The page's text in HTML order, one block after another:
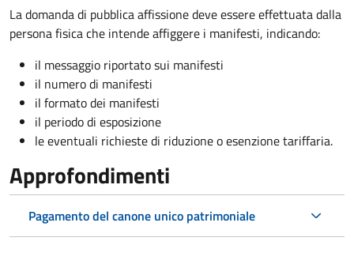
La domanda di pubblica affissione deve essere effettuata dalla
persona fisica che intende affiggere i manifesti, indicando:
il messaggio riportato sui manifesti
il numero di manifesti
il formato dei manifesti
il periodo di esposizione
le eventuali richieste di riduzione o esenzione tariffaria.
Approfondimenti
Pagamento del canone unico patrimoniale